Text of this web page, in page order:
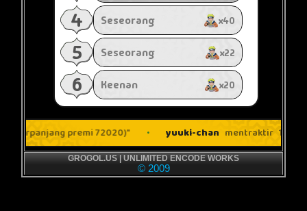
GROGOL.US | UNLIMITED ENCODE WORKS
© 2009